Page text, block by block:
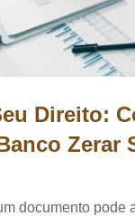
Direito:
Zerar
documento pode